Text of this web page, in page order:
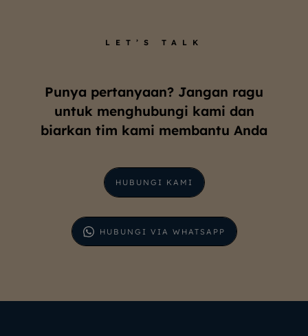
LET’S TALK
Punya pertanyaan? Jangan ragu
untuk menghubungi kami dan
biarkan tim kami membantu Anda
HUBUNGI KAMI
HUBUNGI VIA WHATSAPP